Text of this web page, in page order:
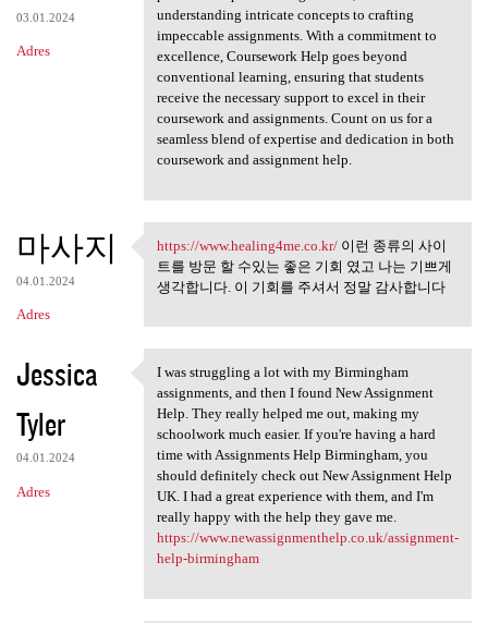
03.01.2024
Adres
understanding intricate concepts to crafting
impeccable assignments. With a commitment to
excellence, Coursework Help goes beyond
conventional learning, ensuring that students
receive the necessary support to excel in their
coursework and assignments. Count on us for a
seamless blend of expertise and dedication in both
coursework and assignment help.
마사지
04.01.2024
Adres
https://www.healing4me.co.kr/
https://www.healing4me.co.kr/이런 종류의 사이
트를 방문 할 수있는 좋은 기회 였고 나는 기쁘게
생각합니다. 이 기회를 주셔서 정말 감사합니다
Jessica
Tyler
04.01.2024
Adres
I was struggling a lot with
I was struggling a lot with my Birmingham
assignments, and then I found New Assignment
Help. They really helped me out, making my
schoolwork much easier. If you're having a hard
time with Assignments Help Birmingham, you
should definitely check out New Assignment Help
UK. I had a great experience with them, and I'm
really happy with the help they gave me.
https://www.newassignmenthelp.co.uk/assignment-
help-birmingham